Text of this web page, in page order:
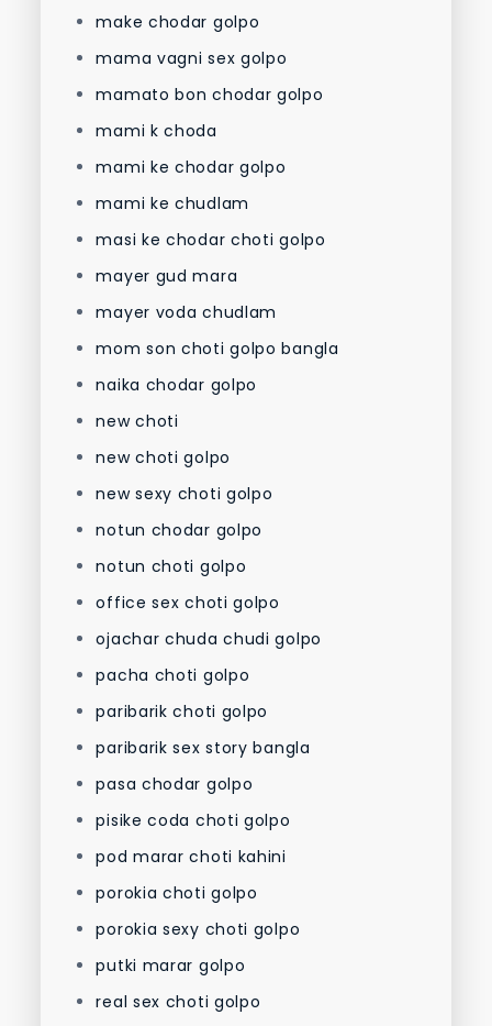
make chodar golpo
mama vagni sex golpo
mamato bon chodar golpo
mami k choda
mami ke chodar golpo
mami ke chudlam
masi ke chodar choti golpo
mayer gud mara
mayer voda chudlam
mom son choti golpo bangla
naika chodar golpo
new choti
new choti golpo
new sexy choti golpo
notun chodar golpo
notun choti golpo
office sex choti golpo
ojachar chuda chudi golpo
pacha choti golpo
paribarik choti golpo
paribarik sex story bangla
pasa chodar golpo
pisike coda choti golpo
pod marar choti kahini
porokia choti golpo
porokia sexy choti golpo
putki marar golpo
real sex choti golpo